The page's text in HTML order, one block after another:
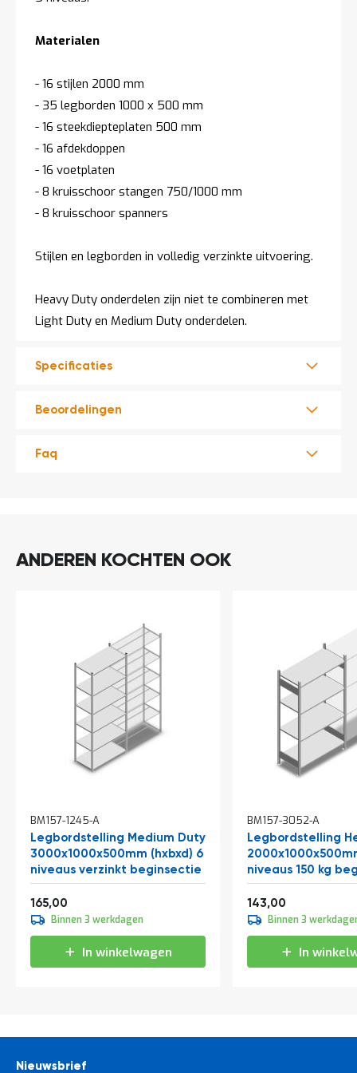
Materialen
- 16 stijlen 2000 mm
- 35 legborden 1000 x 500 mm
- 16 steekdiepteplaten 500 mm
- 16 afdekdoppen
- 16 voetplaten
- 8 kruisschoor stangen 750/1000 mm
- 8 kruisschoor spanners
Stijlen en legborden in volledig verzinkte uitvoering.
Heavy Duty onderdelen zijn niet te combineren met
Light Duty en Medium Duty onderdelen.
Specificaties
Beoordelingen
Faq
ANDEREN KOCHTEN OOK
BM157-1245-A
Legbordstelling Medium Duty
3000x1000x500mm (hxbxd) 6
niveaus verzinkt beginsectie
Vanaf
165,00
Binnen 3 werkdagen
In winkelwagen
BM157-3052-A
Legbordstelling
niveaus 150 kg
Vanaf
143,00
Binnen 3
In
Nieuwsbrief